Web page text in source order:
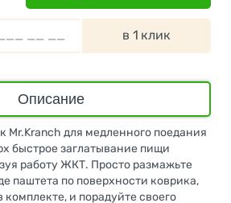
в 1 клик
Описание
Mr.Kranch для медленного поедания
быстрое заглатывание пищи
работу ЖКТ. Просто размажьте
паштета по поверхности коврика,
комплекте, и порадуйте своего